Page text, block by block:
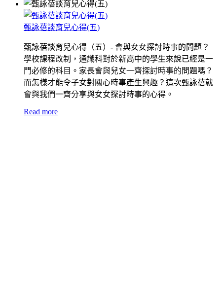
甄詠蓓談育兒心得(五)
甄詠蓓談育兒心得（五）- 會與女女探討時事的問題？
學校課程改制，通識科對於新高中的學生來說已經是一
門必修的科目。家長會與兒女一齊探討時事的問題嗎？
而怎樣才能令子女對關心時事產生興趣？這次甄詠蓓就
會與我們一齊分享與女女探討時事的心得。
Read more